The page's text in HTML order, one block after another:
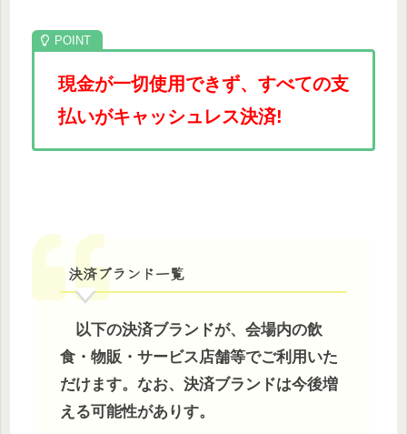
現金が一切使用できず、すべての支
払いがキャッシュレス決済!
決済ブランド一覧
以下の決済ブランドが、会場内の飲
食・物販・サービス店舗等でご利用いた
だけます。なお、決済ブランドは今後増
える可能性がありす。